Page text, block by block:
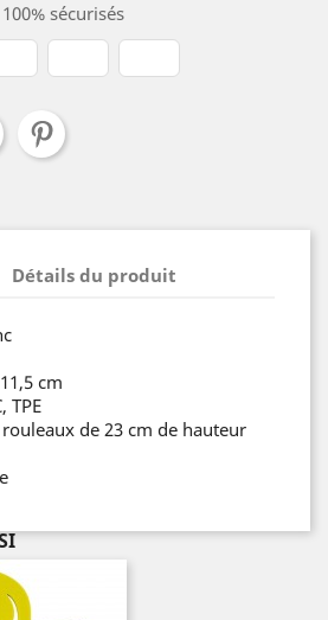
sécurisés
Détails du produit
cm
TPE
de 23 cm de hauteur